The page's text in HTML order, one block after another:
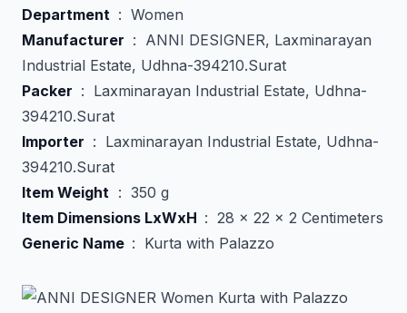
Department ‏ : ‎ Women
Manufacturer
Industrial Estate, Udhna-394210.Surat
Packer
394210.Surat
Importer
394210.Surat
Item Weight ‏ : ‎ 350 g
: ‎ 28 x 22 x 2 Centimeters
: ‎ Kurta with Palazzo